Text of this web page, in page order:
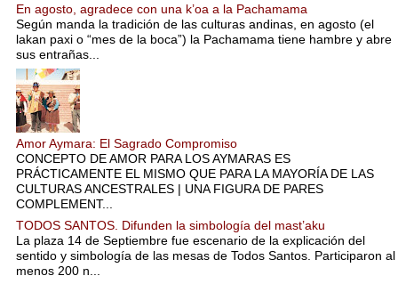
En agosto, agradece con una k’oa a la Pachamama
Según manda la tradición de las culturas andinas, en agosto (el
lakan paxi o “mes de la boca”) la Pachamama tiene hambre y abre
sus entrañas...
Amor Aymara: El Sagrado Compromiso
CONCEPTO DE AMOR PARA LOS AYMARAS ES
PRÁCTICAMENTE EL MISMO QUE PARA LA MAYORÍA DE LAS
CULTURAS ANCESTRALES | UNA FIGURA DE PARES
COMPLEMENT...
TODOS SANTOS. Difunden la simbología del mast’aku
La plaza 14 de Septiembre fue escenario de la explicación del
sentido y simbología de las mesas de Todos Santos. Participaron al
menos 200 n...